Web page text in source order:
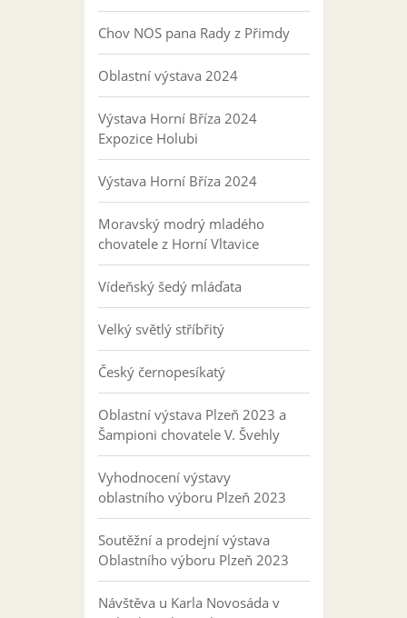
Chov NOS pana Rady z Přimdy
Oblastní výstava 2024
Výstava Horní Bříza 2024
Expozice Holubi
Výstava Horní Bříza 2024
Moravský modrý mladého
chovatele z Horní Vltavice
Vídeňský šedý mláďata
Velký světlý stříbřitý
Český černopesíkatý
Oblastní výstava Plzeň 2023 a
Šampioni chovatele V. Švehly
Vyhodnocení výstavy
oblastního výboru Plzeň 2023
Soutěžní a prodejní výstava
Oblastního výboru Plzeň 2023
Návštěva u Karla Novosáda v